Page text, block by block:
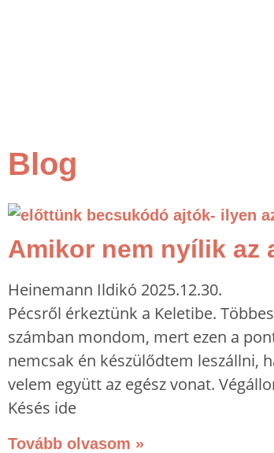
Blog
Amikor nem nyílik az
Heinemann Ildikó 2025.12.30.
Pécsről érkeztünk a Keletibe. Többes
számban mondom, mert ezen a
nemcsak én készülődtem leszállni,
velem együtt az egész vonat.
Késés ide
Tovább olvasom »